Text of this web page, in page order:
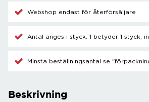
Webshop endast för återförsäljare
Antal anges i styck. 1 betyder 1 styck,
Minsta beställningsantal se
Beskrivning